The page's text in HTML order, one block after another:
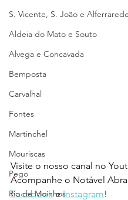
S. Vicente, S. João e Alferrarede
Aldeia do Mato e Souto
Alvega e Concavada
Bemposta
Carvalhal
Fontes
Martinchel
Mouriscas
Pego
Rio de Moinhos
Visite o nosso canal no
Acompanhe o Notável
Facebook e Instagram!